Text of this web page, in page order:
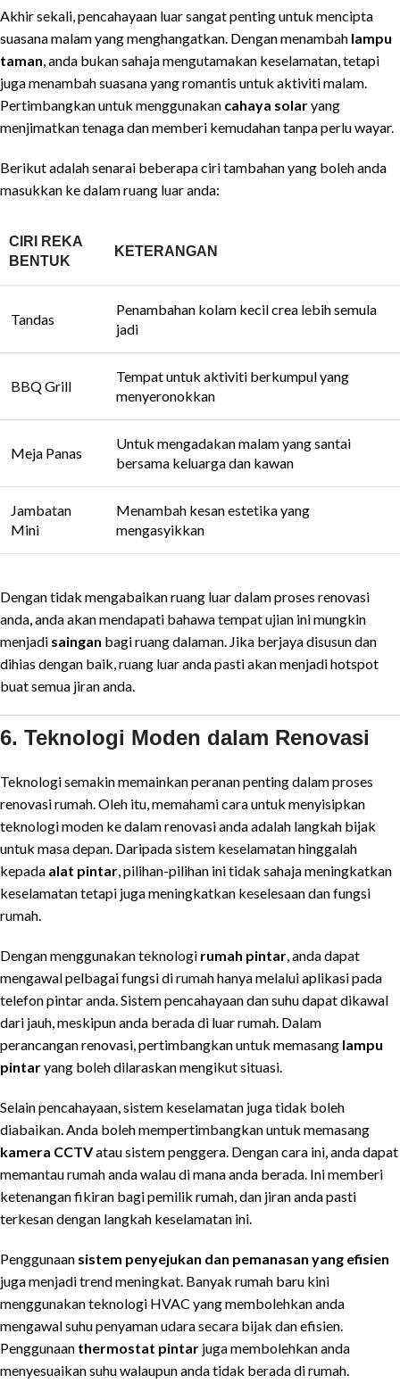
Akhir sekali, pencahayaan luar sangat penting untuk mencipta
suasana malam yang menghangatkan. Dengan menambah lampu
taman , anda bukan sahaja mengutamakan keselamatan, tetapi
juga menambah suasana yang romantis untuk aktiviti malam.
Pertimbangkan untuk menggunakan cahaya solaryang
menjimatkan tenaga dan memberi kemudahan tanpa perlu wayar.
Berikut adalah senarai beberapa ciri tambahan yang boleh anda
masukkan ke dalam ruang luar anda:
CIRI REKA
BENTUK
KETERANGAN
Tandas
Penambahan kolam kecil crea lebih semula
jadi
BBQ Grill
Tempat untuk aktiviti berkumpul yang
menyeronokkan
Meja Panas
Untuk mengadakan malam yang santai
bersama keluarga dan kawan
Jambatan
Mini
Menambah kesan estetika yang
mengasyikkan
Dengan tidak mengabaikan ruang luar dalam proses renovasi
anda, anda akan mendapati bahawa tempat ujian ini mungkin
menjadi saingan bagi ruang dalaman. Jika berjaya disusun dan
dihias dengan baik, ruang luar anda pasti akan menjadi hotspot
buat semua jiran anda.
6. Teknologi Moden dalam Renovasi
Teknologi semakin memainkan peranan penting dalam proses
renovasi rumah. Oleh itu, memahami cara untuk menyisipkan
teknologi moden ke dalam renovasi anda adalah langkah bijak
untuk masa depan. Daripada sistem keselamatan hinggalah
kepada alat pintar , pilihan-pilihan ini tidak sahaja meningkatkan
keselamatan tetapi juga meningkatkan keselesaan dan fungsi
rumah.
Dengan menggunakan teknologi rumah pintar , anda dapat
mengawal pelbagai fungsi di rumah hanya melalui aplikasi pada
telefon pintar anda. Sistem pencahayaan dan suhu dapat dikawal
dari jauh, meskipun anda berada di luar rumah. Dalam
perancangan renovasi, pertimbangkan untuk memasang lampu
pintaryang boleh dilaraskan mengikut situasi.
Selain pencahayaan, sistem keselamatan juga tidak boleh
diabaikan. Anda boleh mempertimbangkan untuk memasang
kamera CCTVatau sistem penggera. Dengan cara ini, anda dapat
memantau rumah anda walau di mana anda berada. Ini memberi
ketenangan fikiran bagi pemilik rumah, dan jiran anda pasti
terkesan dengan langkah keselamatan ini.
Penggunaan sistem penyejukan dan pemanasan yang efisien
juga menjadi trend meningkat. Banyak rumah baru kini
menggunakan teknologi HVAC yang membolehkan anda
mengawal suhu penyaman udara secara bijak dan efisien.
Penggunaan thermostat pintar juga membolehkan anda
menyesuaikan suhu walaupun anda tidak berada di rumah.